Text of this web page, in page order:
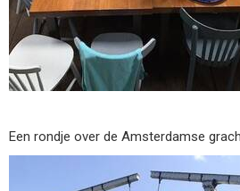
Een rondje over de Amsterdamse